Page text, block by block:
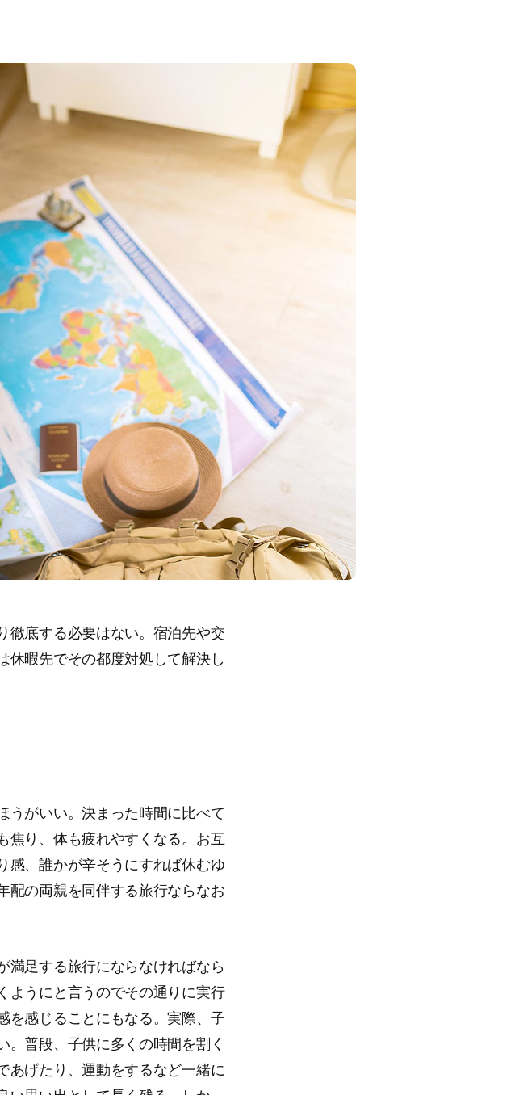
徹底する必要はない。宿泊先や交
休暇先でその都度対処して解決し
うがいい。決まった時間に比べて
焦り、体も疲れやすくなる。お互
感、誰かが辛そうにすれば休むゆ
配の両親を同伴する旅行ならなお
満足する旅行にならなければなら
ようにと言うのでその通りに実行
を感じることにもなる。実際、子
普段、子供に多くの時間を割く
あげたり、運動をするなど一緒に